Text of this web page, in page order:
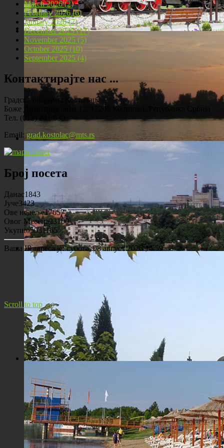
Локомотива у центру Костолца
Костолац на Дунаву
Панорама Костолца
March 2026 (2)
February 2026 (6)
January 2026 (7)
December 2025 (17)
November 2025 (5)
October 2025 (10)
September 2025 (4)
Контактирајте нас ...
Градска општина Костолац
Боже Димитријевића 12, 12208 Костолац, Република Србија
Тел. (012) 241 830
Email: grad.kostolac@mts.rs
Број посета
Данас1843
Јуче3423
Ове недеље17657
Овог Месеца23100
Укупно5031165
Ваша IP адреса је:субота, 08 август 2026 14:59
Scroll to top